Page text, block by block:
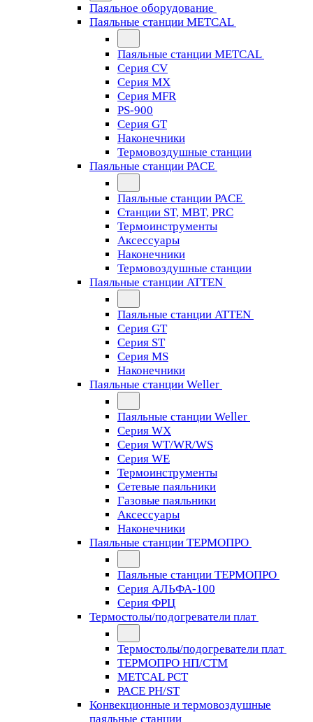
Паяльное оборудование
Паяльные станции METCAL
Паяльные станции METCAL
Серия CV
Серия MX
Серия MFR
PS-900
Серия GT
Наконечники
Термовоздушные станции
Паяльные станции PACE
Паяльные станции PACE
Станции ST, MBT, PRC
Термоинструменты
Аксессуары
Наконечники
Термовоздушные станции
Паяльные станции ATTEN
Паяльные станции ATTEN
Серия GT
Серия ST
Серия MS
Наконечники
Паяльные станции Weller
Паяльные станции Weller
Серия WX
Серия WT/WR/WS
Серия WE
Термоинструменты
Сетевые паяльники
Газовые паяльники
Аксессуары
Наконечники
Паяльные станции ТЕРМОПРО
Паяльные станции ТЕРМОПРО
Серия АЛЬФА-100
Серия ФРЦ
Термостолы/подогреватели плат
Термостолы/подогреватели плат
ТЕРМОПРО НП/СТМ
METCAL PCT
PACE PH/ST
Конвекционные и термовоздушные
паяльные станции